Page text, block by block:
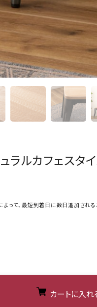
ラルカフェスタ
て、最短到着日に数日追加される
カートに入れ